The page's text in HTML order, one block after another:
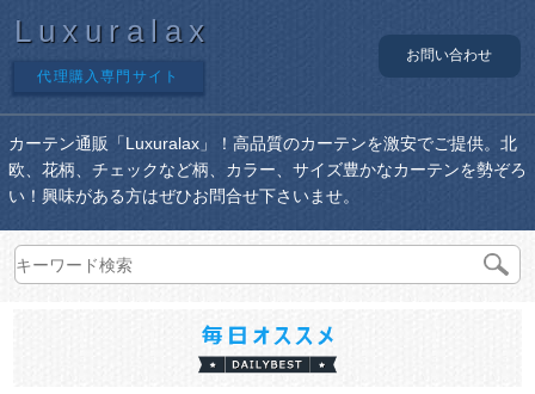
Luxuralax
代理購入専門サイト
お問い合わせ
カーテン通販「Luxuralax」！高品質のカーテンを激安でご提供。北
欧、花柄、チェックなど柄、カラー、サイズ豊かなカーテンを勢ぞろ
い！興味がある方はぜひお問合せ下さいませ。